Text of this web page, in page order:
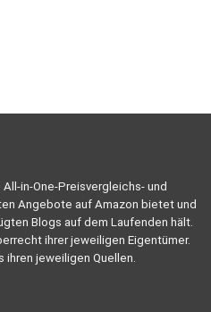
in-One-Preisvergleichs- und
Angebote auf Amazon bietet und
Blogs auf dem Laufenden hält.
ihrer jeweiligen Eigentümer.
ihren jeweiligen Quellen.